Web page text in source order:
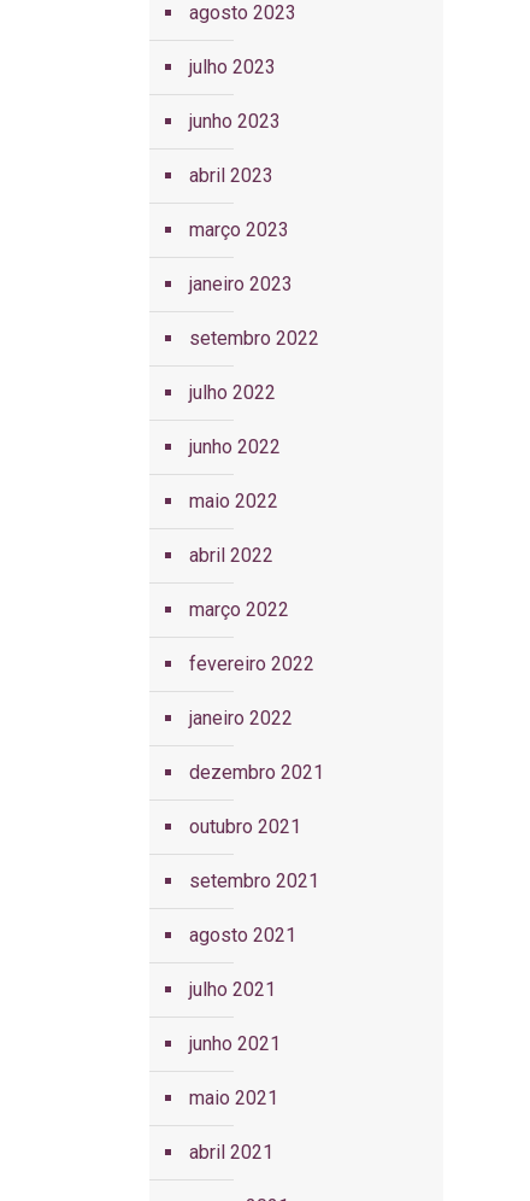
agosto 2023
julho 2023
junho 2023
abril 2023
março 2023
janeiro 2023
setembro 2022
julho 2022
junho 2022
maio 2022
abril 2022
março 2022
fevereiro 2022
janeiro 2022
dezembro 2021
outubro 2021
setembro 2021
agosto 2021
julho 2021
junho 2021
maio 2021
abril 2021